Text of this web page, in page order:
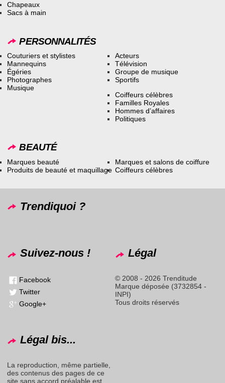
Chapeaux
Sacs à main
PERSONNALITÉS
Couturiers et stylistes
Mannequins
Égéries
Photographes
Musique
Acteurs
Télévision
Groupe de musique
Sportifs
Coiffeurs célèbres
Familles Royales
Hommes d’affaires
Politiques
BEAUTÉ
Marques beauté
Produits de beauté et maquillage
Marques et salons de coiffure
Coiffeurs célèbres
Trendiquoi ?
Suivez-nous !
Facebook
Twitter
Google+
Légal
© 2008 - 2026 Trenditude
Marque déposée (3732854 -
INPI)
Tous droits réservés
Légal bis...
La reproduction, même partielle,
des contenus des pages de ce
site sans accord préalable est